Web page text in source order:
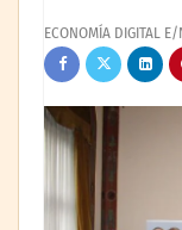
ECONOMÍA DIGITAL E/